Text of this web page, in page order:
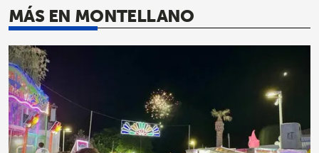
MÁS EN MONTELLANO